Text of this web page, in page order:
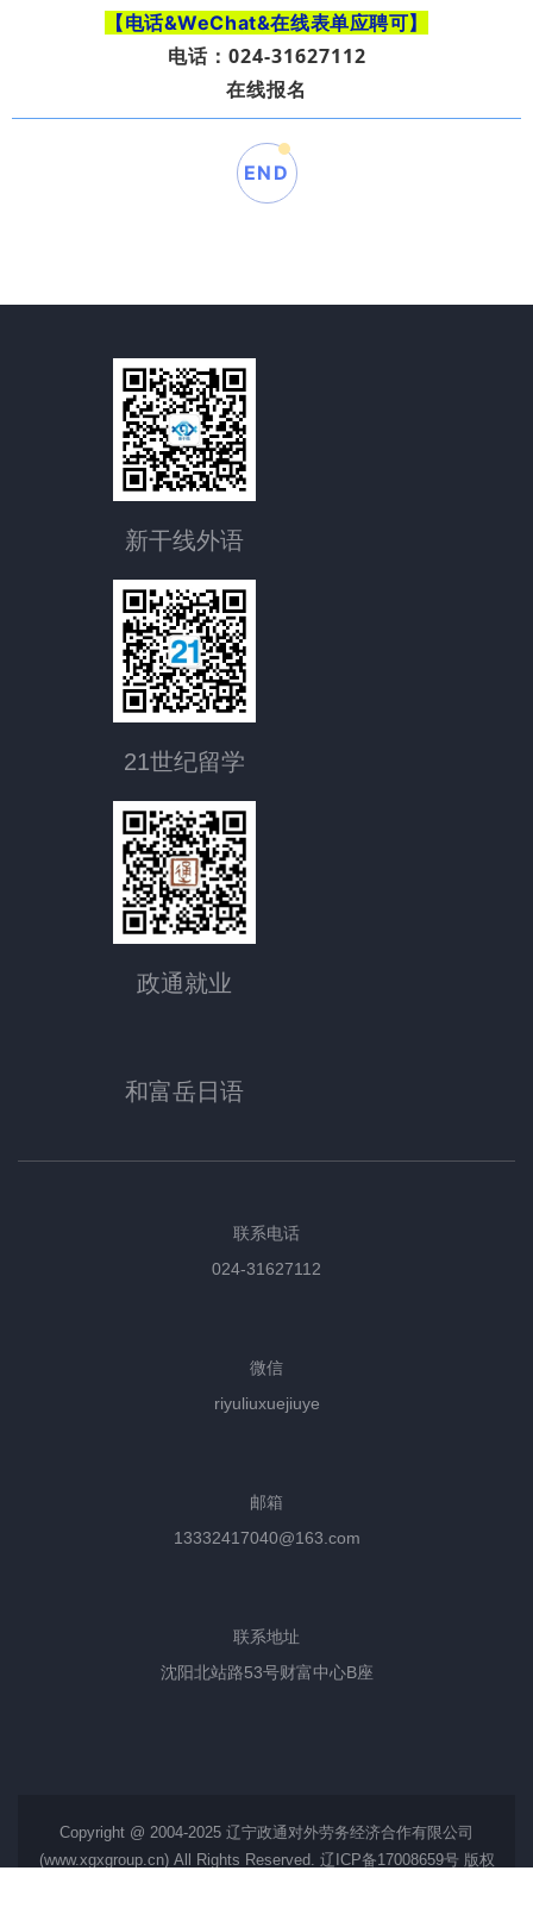
【电话&WeChat&在线表单应聘可】
电话：024-31627112
在线报名
END
新干线外语
21世纪留学
政通就业
和富岳日语
联系电话
024-31627112
微信
riyuliuxuejiuye
邮箱
13332417040@163.com
联系地址
沈阳北站路53号财富中心B座
Copyright @ 2004-2025 辽宁政通对外劳务经济合作有限公司
(www.xgxgroup.cn) All Rights Reserved. 辽ICP备17008659号版权